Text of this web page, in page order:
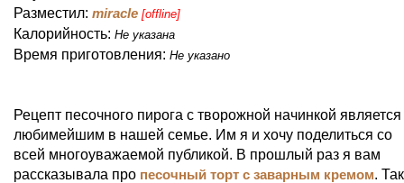
Разместил: miracle [offline]
Калорийность: Не указана
Время приготовления: Не указано
Рецепт песочного пирога с творожной начинкой является
любимейшим в нашей семье. Им я и хочу поделиться со
всей многоуважаемой публикой. В прошлый раз я вам
рассказывала про песочный торт с заварным кремом. Так